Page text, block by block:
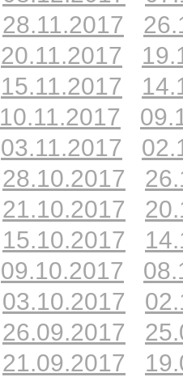
28.11.2017
20.11.2017
15.11.2017
10.11.2017
03.11.2017
28.10.2017
21.10.2017
15.10.2017
09.10.2017
03.10.2017
26.09.2017
21.09.2017